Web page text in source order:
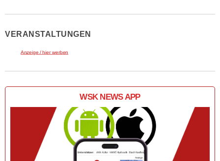
VERANSTALTUNGEN
Anzeige / hier werben
WSK NEWS APP